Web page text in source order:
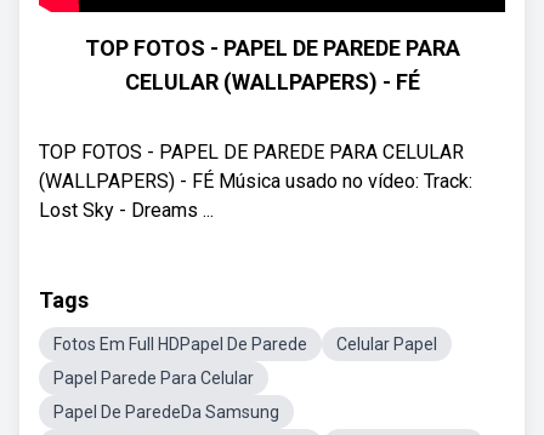
TOP FOTOS - PAPEL DE PAREDE PARA
CELULAR (WALLPAPERS) - FÉ
TOP FOTOS - PAPEL DE PAREDE PARA CELULAR
(WALLPAPERS) - FÉ Música usado no vídeo: Track:
Lost Sky - Dreams ...
Tags
Fotos Em Full HDPapel De Parede
Celular Papel
Papel Parede Para Celular
Papel De ParedeDa Samsung